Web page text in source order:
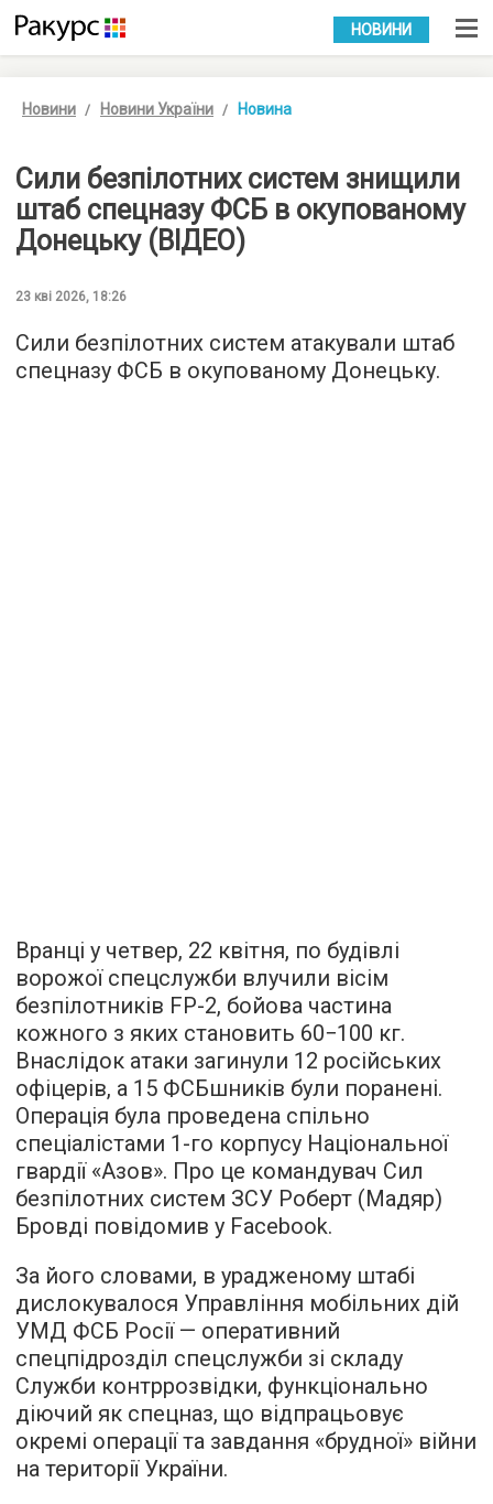
УКР РУС
НОВИНИ
Новини Новини України Новина
Сили безпілотних систем знищили
штаб спецназу ФСБ в окупованому
Донецьку (ВІДЕО)
23 кві 2026, 18:26
Сили безпілотних систем атакували штаб
спецназу ФСБ в окупованому Донецьку.
Вранці у четвер, 22 квітня, по будівлі
ворожої спецслужби влучили вісім
безпілотників FP-2, бойова частина
кожного з яких становить 60−100 кг.
Внаслідок атаки загинули 12 російських
офіцерів, а 15 ФСБшників були поранені.
Операція була проведена спільно
спеціалістами 1-го корпусу Національної
гвардії «Азов». Про це командувач Сил
безпілотних систем ЗСУ Роберт (Мадяр)
Бровді повідомив у Facebook.
За його словами, в урадженому штабі
дислокувалося Управління мобільних дій
УМД ФСБ Росії — оперативний
спецпідрозділ спецслужби зі складу
Служби контррозвідки, функціонально
діючий як спецназ, що відпрацьовує
окремі операції та завдання «брудної» війни
на території України.